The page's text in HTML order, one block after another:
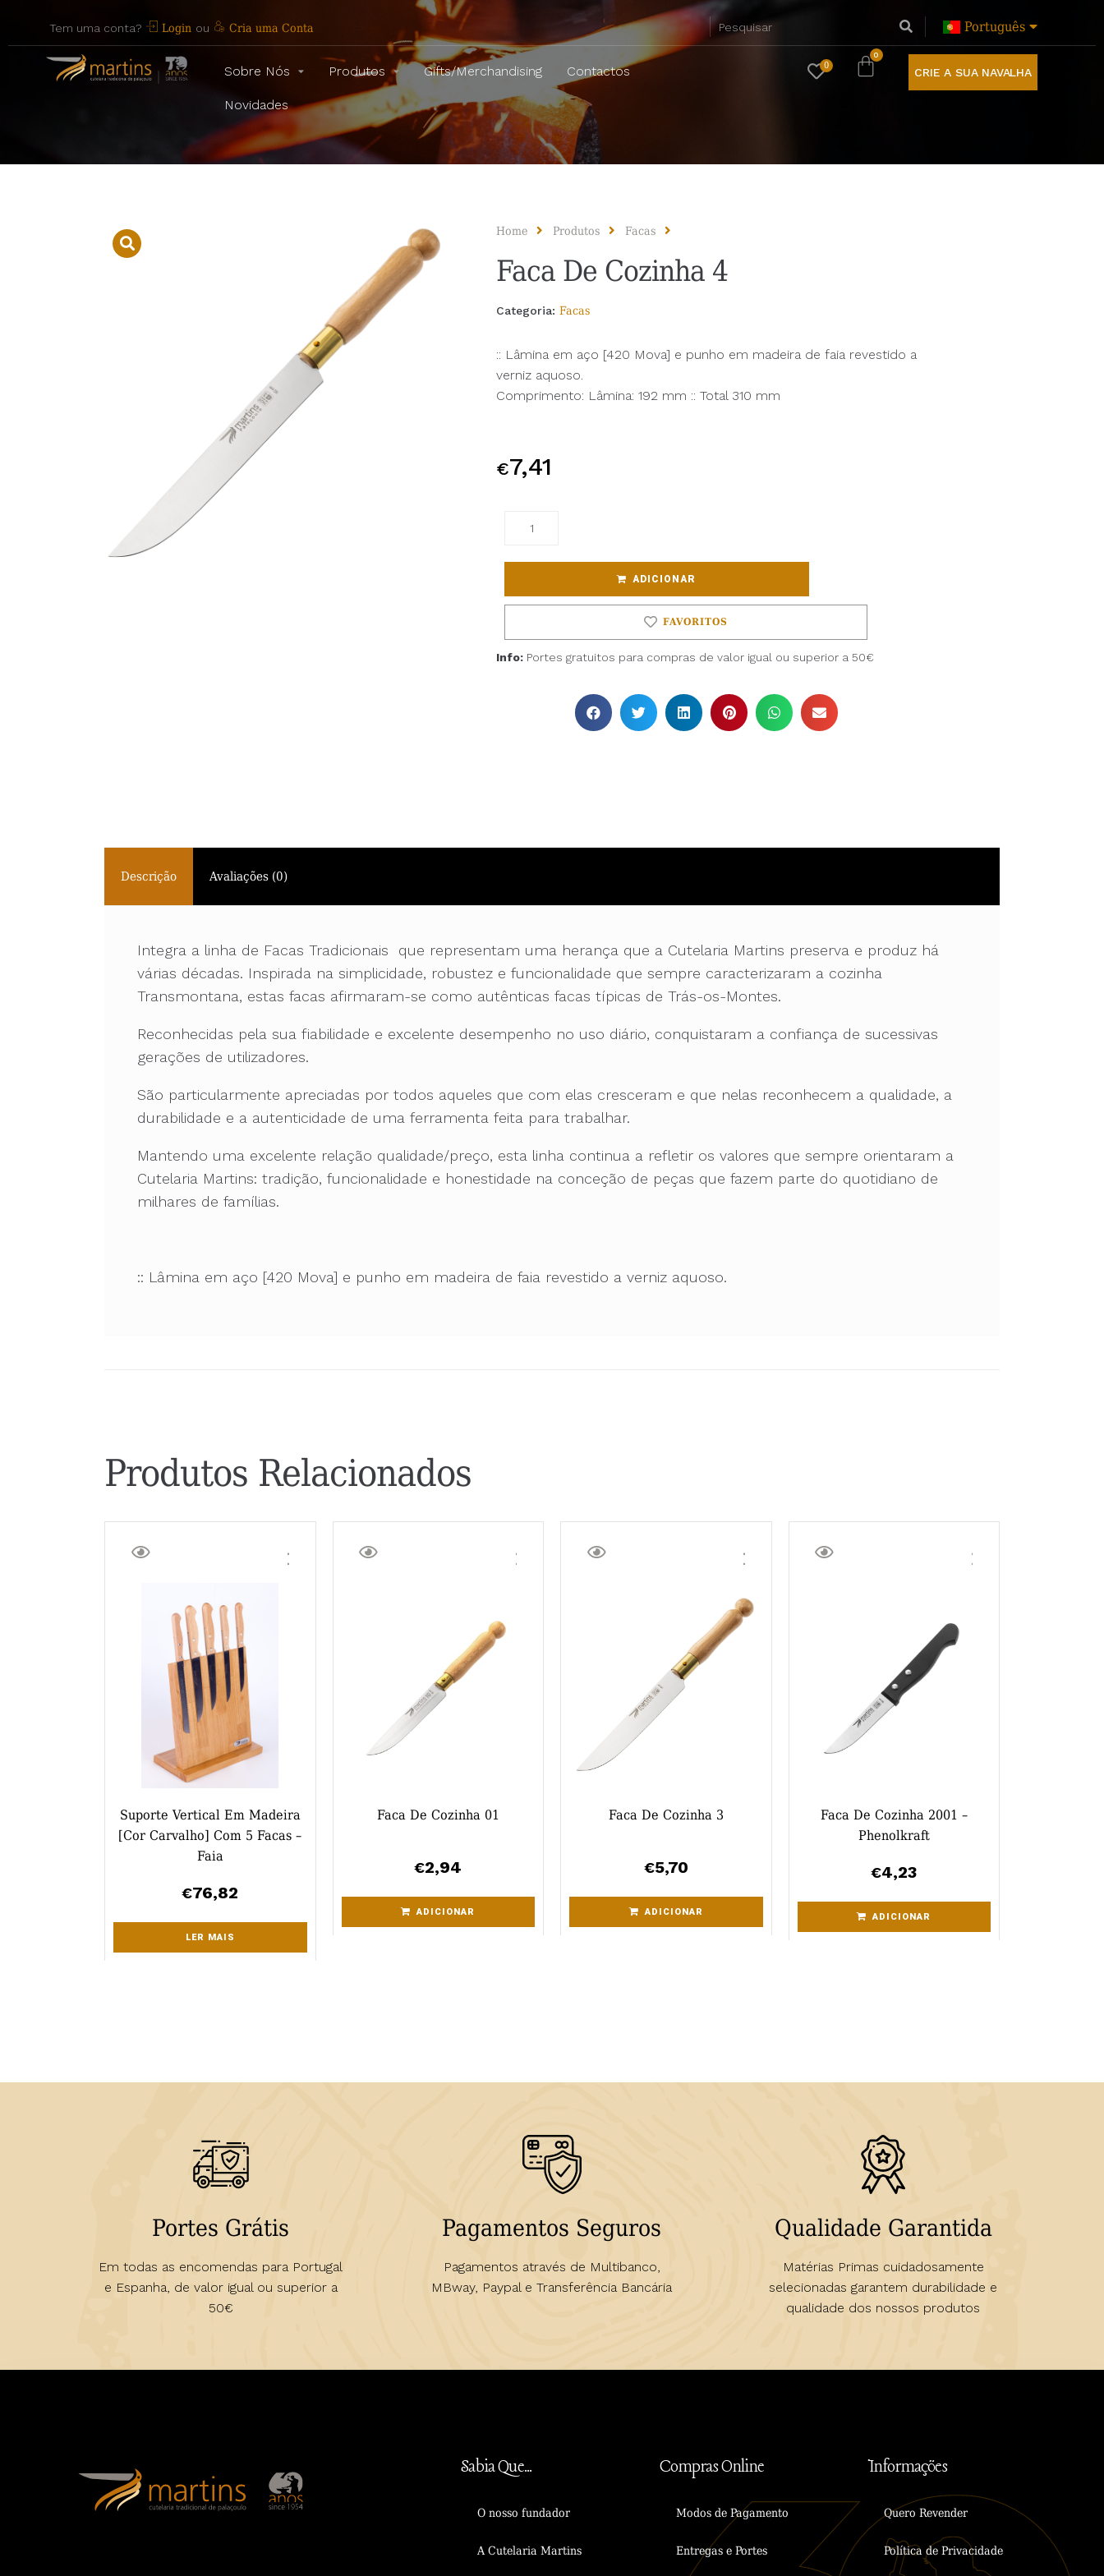
Tem uma conta? Login ou Cria uma Conta Português
Sobre Nós Produtos Gifts/Merchandising Contactos
Novidades
0
CRIE A SUA NAVALHA
Home Produtos Facas
Faca De Cozinha 4
Categoria: Facas
:: Lâmina em aço [420 Mova] e punho em madeira de faia revestido a
verniz aquoso.
Comprimento: Lâmina: 192 mm :: Total 310 mm
€7,41
ADICIONAR
FAVORITOS
Info:Portes gratuitos para compras de valor igual ou superior a 50€
Descrição Avaliações (0)
Integra a linha de Facas Tradicionais que representam uma herança que a Cutelaria Martins preserva e produz há
várias décadas. Inspirada na simplicidade, robustez e funcionalidade que sempre caracterizaram a cozinha
Transmontana, estas facas afirmaram-se como autênticas facas típicas de Trás-os-Montes.
Reconhecidas pela sua fiabilidade e excelente desempenho no uso diário, conquistaram a confiança de sucessivas
gerações de utilizadores.
São particularmente apreciadas por todos aqueles que com elas cresceram e que nelas reconhecem a qualidade, a
durabilidade e a autenticidade de uma ferramenta feita para trabalhar.
Mantendo uma excelente relação qualidade/preço, esta linha continua a refletir os valores que sempre orientaram a
Cutelaria Martins: tradição, funcionalidade e honestidade na conceção de peças que fazem parte do quotidiano de
milhares de famílias.
:: Lâmina em aço [420 Mova] e punho em madeira de faia revestido a verniz aquoso.
Produtos Relacionados
Suporte Vertical Em Madeira
[cor Carvalho] Com 5 Facas –
Faia
€76,82
LER MAIS
Faca De Cozinha 01
€2,94
ADICIONAR
Faca De Cozinha 3
€5,70
ADICIONAR
Faca De Cozinha 2001 –
Phenolkraft
€4,23
ADICIONAR
Portes Grátis
Em todas as encomendas para Portugal
e Espanha, de valor igual ou superior a
50€
Pagamentos Seguros
Pagamentos através de Multibanco,
MBway, Paypal e Transferência Bancária
Qualidade Garantida
Matérias Primas cuidadosamente
selecionadas garantem durabilidade e
qualidade dos nossos produtos
Sabia Que...
O nosso fundador
A Cutelaria Martins
Compras Online
Modos de Pagamento
Entregas e Portes
Informações
Quero Revender
Política de Privacidade